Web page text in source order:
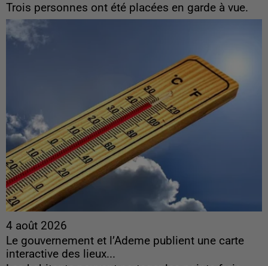
Trois personnes ont été placées en garde à vue.
4 août 2026
Le gouvernement et l’Ademe publient une carte
interactive des lieux...